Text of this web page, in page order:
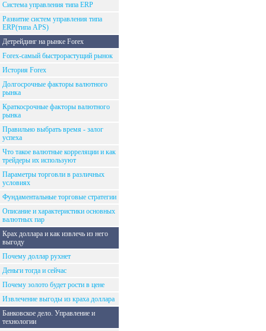
Система управления типа ERP
Развитие систем управления типа
ERP(типа APS)
Детрейдинг на рынке Forex
Forex-самый быстрорастущий рынок
История Forex
Долгосрочные факторы валютного
рынка
Краткосрочные факторы валютного
рынка
Правильно выбрать время - залог
успеха
Что такое валютные корреляции и как
трейдеры их используют
Параметры торговли в различных
условиях
Фундаментальные торговые стратегии
Описание и характеристики основных
валютных пар
Крах доллара и как извлечь из него
выгоду
Почему доллар рухнет
Деньги тогда и сейчас
Почему золото будет рости в цене
Извлечение выгоды из краха доллара
Банковское дело. Управление и
технологии